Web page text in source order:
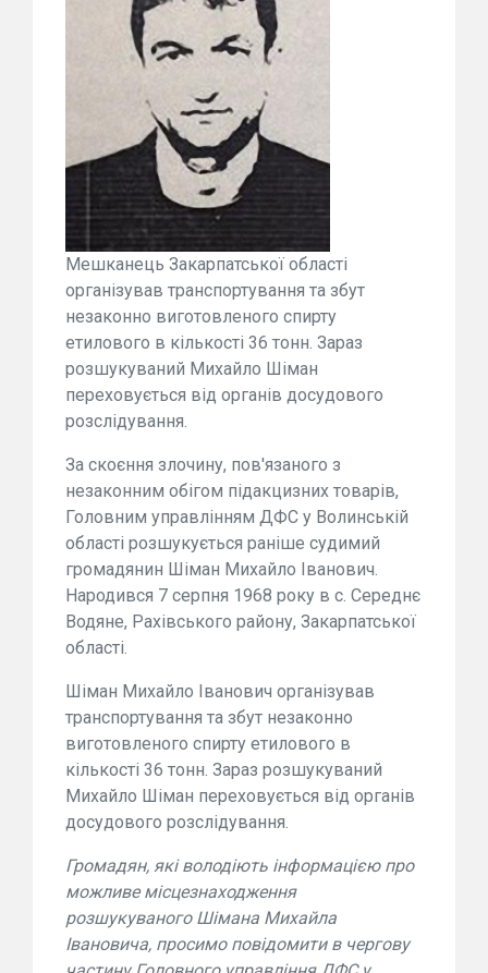
Мешканець Закарпатської області
організував транспортування та збут
незаконно виготовленого спирту
етилового в кількості 36 тонн. Зараз
розшукуваний Михайло Шіман
переховується від органів досудового
розслідування.
За скоєння злочину, пов'язаного з
незаконним обігом підакцизних товарів,
Головним управлінням ДФС у Волинській
області розшукується раніше судимий
громадянин Шіман Михайло Іванович.
Народився 7 серпня 1968 року в с. Середнє
Водяне, Рахівського району, Закарпатської
області.
Шіман Михайло Іванович організував
транспортування та збут незаконно
виготовленого спирту етилового в
кількості 36 тонн. Зараз розшукуваний
Михайло Шіман переховується від органів
досудового розслідування.
Громадян, які володіють інформацією про
можливе місцезнаходження
розшукуваного Шімана Михайла
Івановича, просимо повідомити в чергову